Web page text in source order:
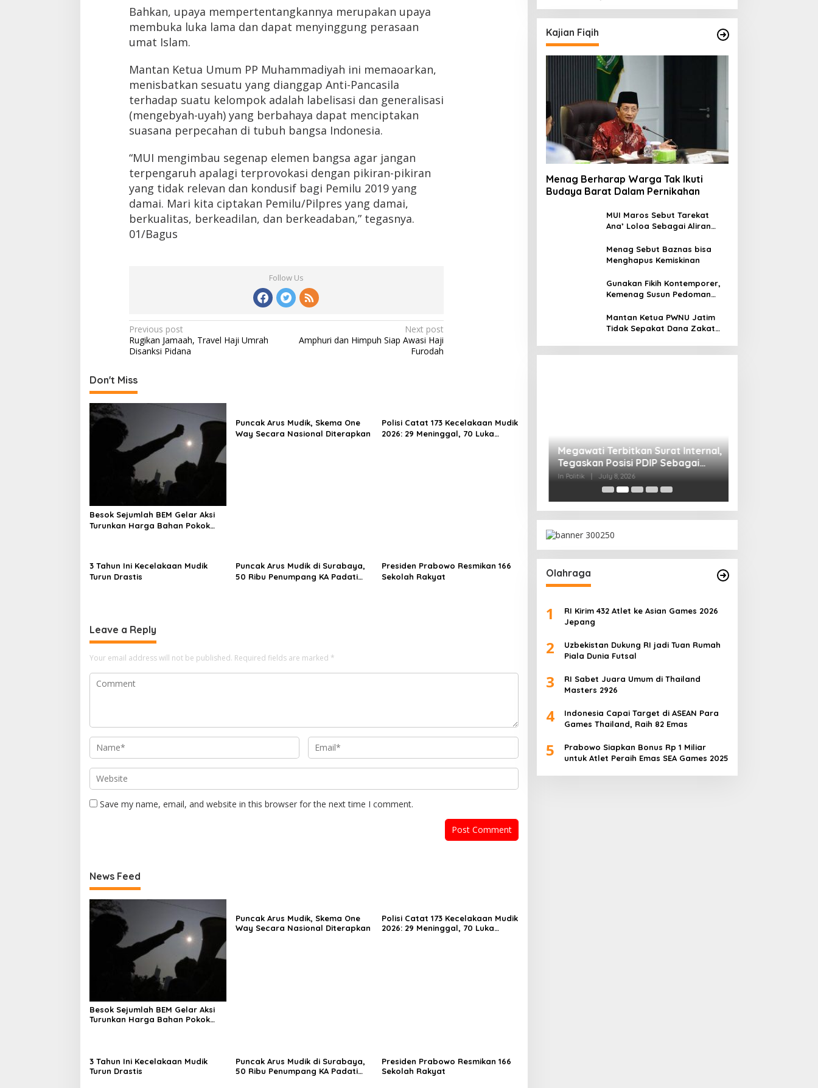
Bahkan, upaya mempertentangkannya merupakan upaya
membuka luka lama dan dapat menyinggung perasaan
umat Islam.
Mantan Ketua Umum PP Muhammadiyah ini memaoarkan,
menisbatkan sesuatu yang dianggap Anti-Pancasila
terhadap suatu kelompok adalah labelisasi dan generalisasi
(mengebyah-uyah) yang berbahaya dapat menciptakan
suasana perpecahan di tubuh bangsa Indonesia.
“MUI mengimbau segenap elemen bangsa agar jangan
terpengaruh apalagi terprovokasi dengan pikiran-pikiran
yang tidak relevan dan kondusif bagi Pemilu 2019 yang
damai. Mari kita ciptakan Pemilu/Pilpres yang damai,
berkualitas, berkeadilan, dan berkeadaban,” tegasnya.
01/Bagus
Follow Us
Post
navigation
Previous post
Rugikan Jamaah, Travel Haji Umrah
Disanksi Pidana
Next post
Amphuri dan Himpuh Siap Awasi Haji
Furodah
Don't Miss
Besok Sejumlah BEM Gelar Aksi
Turunkan Harga Bahan Pokok
Puncak Arus Mudik, Skema One
Way Secara Nasional Diterapkan
Polisi Catat 173 Kecelakaan Mudik
2026: 29 Meninggal, 70 Luka
3 Tahun Ini Kecelakaan Mudik
Turun Drastis
Puncak Arus Mudik di Surabaya,
50 Ribu Penumpang KA Padati
Presiden Prabowo Resmikan 166
Sekolah Rakyat
Leave a Reply
Your email address will not be published. Required fields are marked *
Save my name, email, and website in this browser for the next time I comment.
News Feed
Besok Sejumlah BEM Gelar Aksi
Turunkan Harga Bahan Pokok
Puncak Arus Mudik, Skema One
Way Secara Nasional Diterapkan
Polisi Catat 173 Kecelakaan Mudik
2026: 29 Meninggal, 70 Luka
3 Tahun Ini Kecelakaan Mudik
Turun Drastis
Puncak Arus Mudik di Surabaya,
50 Ribu Penumpang KA Padati
Presiden Prabowo Resmikan 166
Sekolah Rakyat
Kajian Fiqih
Menag Berharap Warga Tak Ikuti
Budaya Barat Dalam Pernikahan
MUI Maros Sebut Tarekat
Ana’ Loloa Sebagai Aliran
Menag Sebut Baznas bisa
Menghapus Kemiskinan
Gunakan Fikih Kontemporer,
Kemenag Susun Pedoman
Pengelola Zakat Wakaf
Mantan Ketua PWNU Jatim
Tidak Sepakat Dana Zakat
Penyelidikan Kasus Kudatuli
Dibuka Lagi
In Politik | July 26, 2026
Megawati Terbitkan Surat Internal,
Tegaskan Posisi PDIP Sebagai
Olahraga
1
RI Kirim 432 Atlet ke Asian Games 2026
Jepang
2
Uzbekistan Dukung RI jadi Tuan Rumah
Piala Dunia Futsal
3
RI Sabet Juara Umum di Thailand
Masters 2926
4
Indonesia Capai Target di ASEAN Para
Games Thailand, Raih 82 Emas
5
Prabowo Siapkan Bonus Rp 1 Miliar
untuk Atlet Peraih Emas SEA Games 2025